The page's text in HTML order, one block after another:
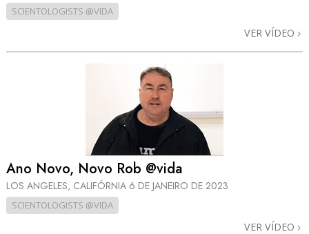
SCIENTOLOGISTS @VIDA
VER VÍDEO
Ano Novo, Novo Rob @vida
LOS ANGELES, CALIFÓRNIA 6 DE JANEIRO DE 2023
SCIENTOLOGISTS @VIDA
VER VÍDEO